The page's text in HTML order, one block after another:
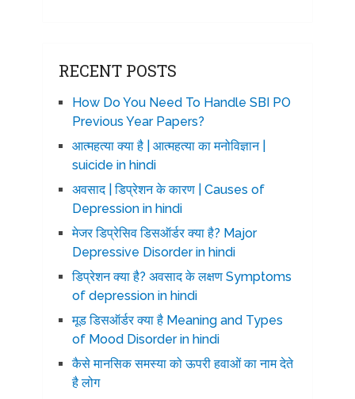
RECENT POSTS
How Do You Need To Handle SBI PO
Previous Year Papers?
आत्महत्या क्या है | आत्महत्या का मनोविज्ञान |
suicide in hindi
अवसाद | डिप्रेशन के कारण | Causes of
Depression in hindi
मेजर डिप्रेसिव डिसऑर्डर क्या है? Major
Depressive Disorder in hindi
डिप्रेशन क्या है? अवसाद के लक्षण Symptoms
of depression in hindi
मूड डिसऑर्डर क्या है Meaning and Types
of Mood Disorder in hindi
कैसे मानसिक समस्या को ऊपरी हवाओं का नाम देते
है लोग